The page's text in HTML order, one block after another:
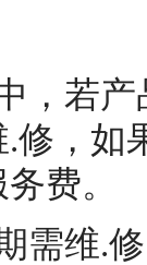
，若
修，如
费。
需维.